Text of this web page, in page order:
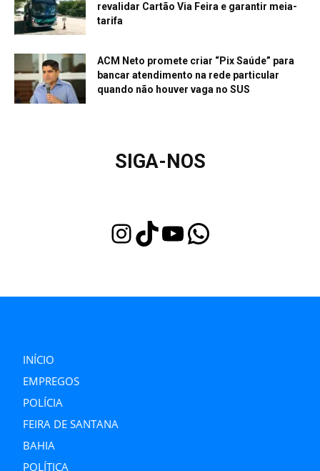
revalidar Cartão Via Feira e garantir meia-
tarifa
ACM Neto promete criar “Pix Saúde” para
bancar atendimento na rede particular
quando não houver vaga no SUS
SIGA-NOS
InstagramTikTok Youtube WhatsApp
INÍCIO
EMPREGOS
POLÍCIA
FEIRA DE SANTANA
BAHIA
POLÍTICA